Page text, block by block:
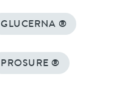
GLUCERNA ®
PROSURE ®